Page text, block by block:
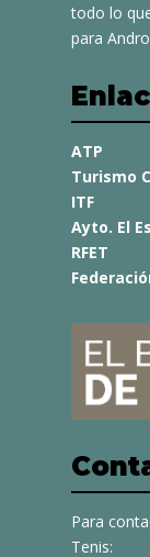
todo lo
para
ATP
Turismo
ITF
Ayto. El
RFET
Para
Tenis: